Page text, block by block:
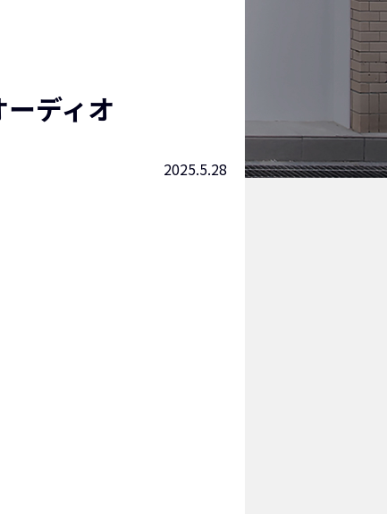
ディオ
2025.5.28